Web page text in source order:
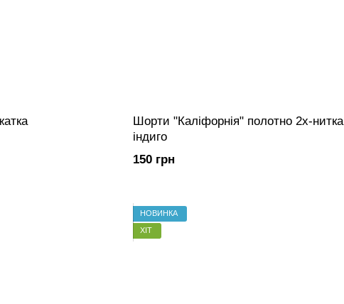
Шорти "Каліфорнія" полотно 2х-нитка
індиго
150 грн
НОВИНКА
ХІТ